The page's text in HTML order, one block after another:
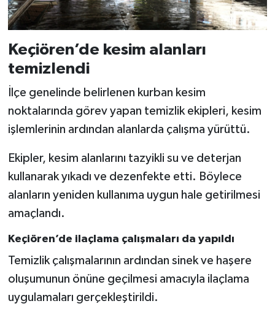
Keçiören’de kesim alanları
temizlendi
İlçe genelinde belirlenen kurban kesim
noktalarında görev yapan temizlik ekipleri, kesim
işlemlerinin ardından alanlarda çalışma yürüttü.
Ekipler, kesim alanlarını tazyikli su ve deterjan
kullanarak yıkadı ve dezenfekte etti. Böylece
alanların yeniden kullanıma uygun hale getirilmesi
amaçlandı.
Keçiören’de ilaçlama çalışmaları da yapıldı
Temizlik çalışmalarının ardından sinek ve haşere
oluşumunun önüne geçilmesi amacıyla ilaçlama
uygulamaları gerçekleştirildi.